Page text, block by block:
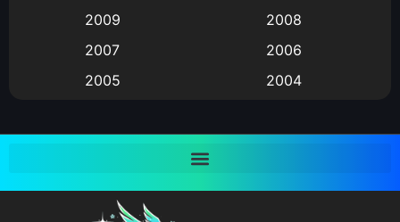
Big tits (นมใหญ่)
Bitch (ผู้หญิงร่าน)
Bondage (ทาส)(1)
2009
2008
2007
2006
2005
2004
1997